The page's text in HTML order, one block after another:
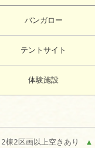
バンガロー
テントサイト
体験施設
2区画以上空きあり ▲